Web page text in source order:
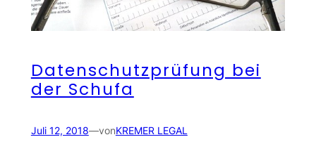
Datenschutzprüfung bei
der Schufa
Juli 12, 2018—vonKREMER LEGAL